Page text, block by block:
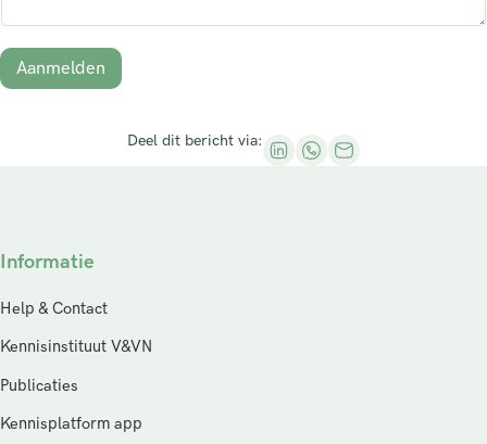
Aanmelden
Deel dit bericht via:
Informatie
Help & Contact
Kennisinstituut V&VN
Publicaties
Kennisplatform app